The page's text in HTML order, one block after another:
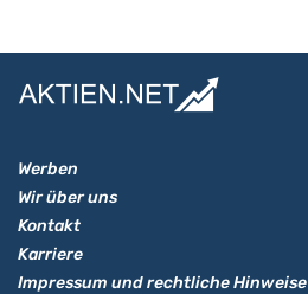
Werben
Wir über uns
Kontakt
Karriere
Impressum und rechtliche Hinweise